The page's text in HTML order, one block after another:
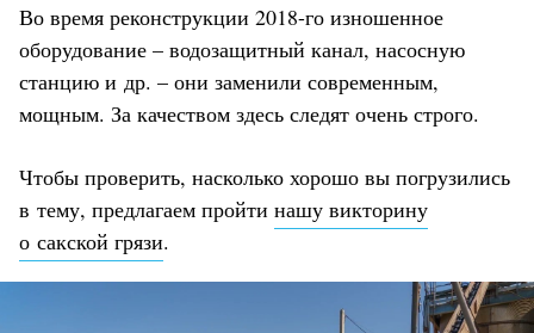
Во время реконструкции 2018-го изношенное
оборудование – водозащитный канал, насосную
станцию и др. – они заменили современным,
мощным. За качеством здесь следят очень строго.
Чтобы проверить, насколько хорошо вы погрузились
в тему, предлагаем пройти нашу викторину
о сакской грязи.